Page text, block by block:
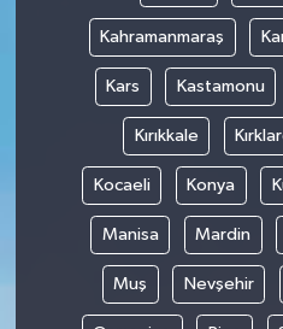
Kahramanmaraş
Kars Kastamonu
Kırıkkale
Kocaeli Konya
Manisa Mardin
Muş Nevşehir